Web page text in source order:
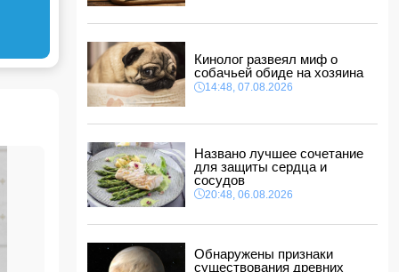
14:14, 07.08.2026
должности посла
14:10, 07.08.2026
Моуринью в шоке после отказа Родри от
перехода в "Реал"
Ильхам Алиев подписал распоряжения в
связи с двумя дипломатами
14:00, 07.08.2026
Прогноз погоды в Азербайджане на 8 августа
12:48, 07.08.2026
В Азербайджане ищут сотрудников с
зарплатой до 10 000 манатов
Кинолог развеял миф о
собачьей обиде на хозяина
14:48, 07.08.2026
Названо лучшее сочетание
для защиты сердца и
сосудов
20:48, 06.08.2026
Обнаружены признаки
существования древних